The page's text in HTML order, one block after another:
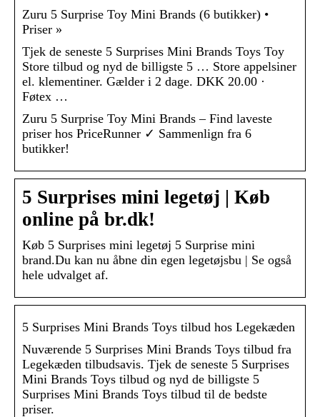
Zuru 5 Surprise Toy Mini Brands (6 butikker) •
Priser »
Tjek de seneste 5 Surprises Mini Brands Toys Toy
Store tilbud og nyd de billigste 5 … Store appelsiner
el. klementiner. Gælder i 2 dage. DKK 20.00 ·
Føtex …
Zuru 5 Surprise Toy Mini Brands – Find laveste
priser hos PriceRunner ✓ Sammenlign fra 6
butikker!
5 Surprises mini legetøj | Køb
online på br.dk!
Køb 5 Surprises mini legetøj 5 Surprise mini
brand.Du kan nu åbne din egen legetøjsbu | Se også
hele udvalget af.
5 Surprises Mini Brands Toys tilbud hos Legekæden
Nuværende 5 Surprises Mini Brands Toys tilbud fra
Legekæden tilbudsavis. Tjek de seneste 5 Surprises
Mini Brands Toys tilbud og nyd de billigste 5
Surprises Mini Brands Toys tilbud til de bedste
priser.